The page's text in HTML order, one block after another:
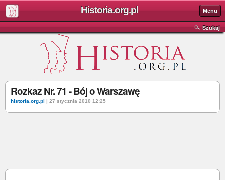
Historia.org.pl Menu
Szukaj
Rozkaz Nr. 71 - Bój o Warszawę
historia.org.pl | 27 stycznia 2010 12:25